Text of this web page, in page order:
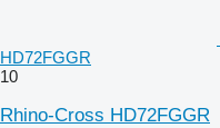
HD72FGGR
10
Rhino-Cross HD72FGGR